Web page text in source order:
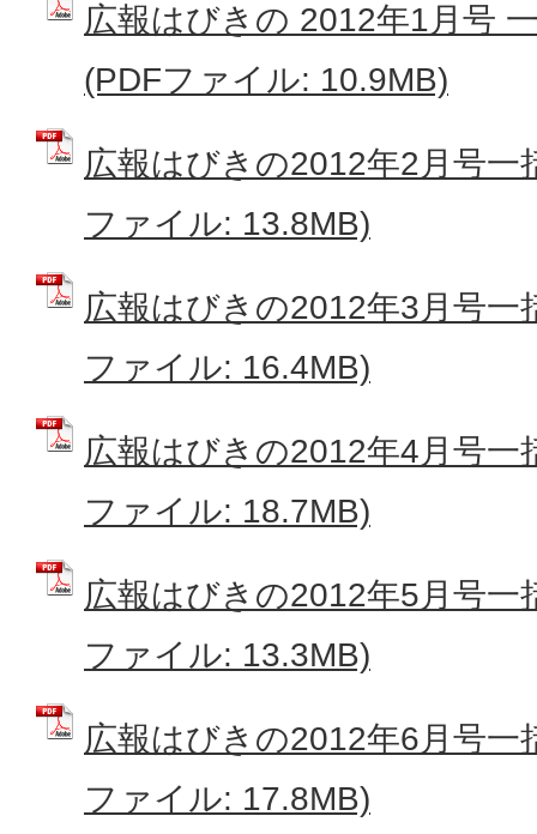
広報はびきの 2012年1月号
(PDFファイル: 10.9MB)
広報はびきの2012年2月号一
ファイル: 13.8MB)
広報はびきの2012年3月号一
ファイル: 16.4MB)
広報はびきの2012年4月号一
ファイル: 18.7MB)
広報はびきの2012年5月号一
ファイル: 13.3MB)
広報はびきの2012年6月号一
ファイル: 17.8MB)